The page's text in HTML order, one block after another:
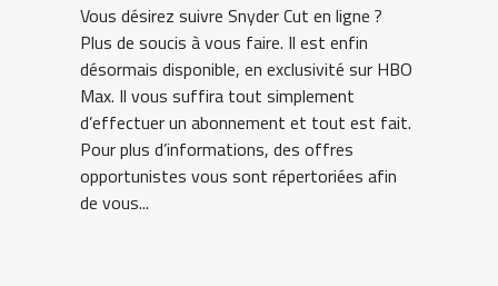
Vous désirez suivre Snyder Cut en ligne ?
Plus de soucis à vous faire. Il est enfin
désormais disponible, en exclusivité sur HBO
Max. Il vous suffira tout simplement
d’effectuer un abonnement et tout est fait.
Pour plus d’informations, des offres
opportunistes vous sont répertoriées afin
de vous...